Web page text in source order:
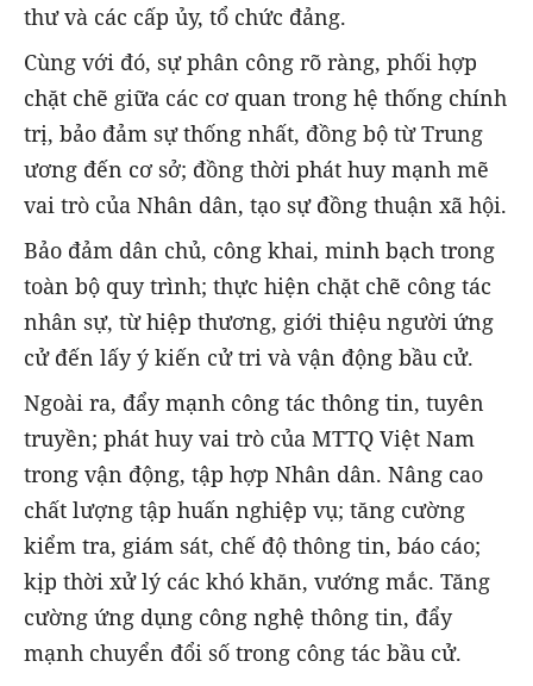
thư và các cấp ủy, tổ chức đảng.
Cùng với đó, sự phân công rõ ràng, phối hợp
chặt chẽ giữa các cơ quan trong hệ thống chính
trị, bảo đảm sự thống nhất, đồng bộ từ Trung
ương đến cơ sở; đồng thời phát huy mạnh mẽ
vai trò của Nhân dân, tạo sự đồng thuận xã hội.
Bảo đảm dân chủ, công khai, minh bạch trong
toàn bộ quy trình; thực hiện chặt chẽ công tác
nhân sự, từ hiệp thương, giới thiệu người ứng
cử đến lấy ý kiến cử tri và vận động bầu cử.
Ngoài ra, đẩy mạnh công tác thông tin, tuyên
truyền; phát huy vai trò của MTTQ Việt Nam
trong vận động, tập hợp Nhân dân. Nâng cao
chất lượng tập huấn nghiệp vụ; tăng cường
kiểm tra, giám sát, chế độ thông tin, báo cáo;
kịp thời xử lý các khó khăn, vướng mắc. Tăng
cường ứng dụng công nghệ thông tin, đẩy
mạnh chuyển đổi số trong công tác bầu cử.